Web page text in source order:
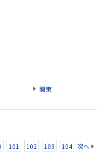
関東
101 102 103 104 次へ